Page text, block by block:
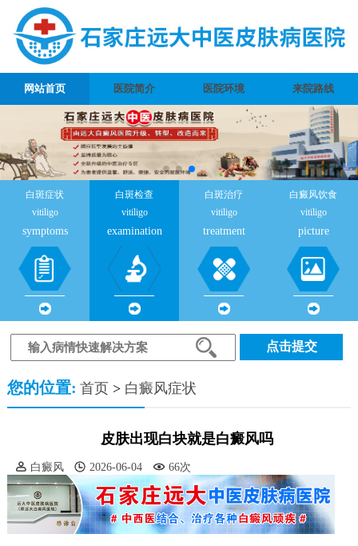
网站首页 医院简介 医院环境 来院路线
白斑症状
vitiligo
symptoms
白斑检查
vitiligo
examination
白斑治疗
vitiligo
treatment
白癜风饮食
vitiligo
picture
点击提交
您的位置: 首页> 白癜风症状
皮肤出现白块就是白癜风吗
白癜风 2026-06-04 66次